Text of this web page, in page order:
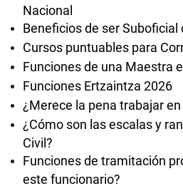
Nacional
Beneficios de ser Suboficial
Cursos puntuables para
Funciones de una Maestra
Funciones Ertzaintza 2026
¿Merece la pena trabajar en
¿Cómo son las escalas y
Civil?
Funciones de tramitación
este funcionario?